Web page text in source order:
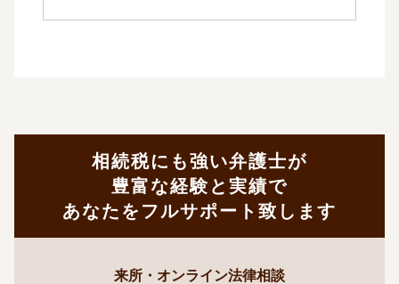
相続税にも強い弁護士が
豊富な経験と実績で
あなたをフルサポート致します
来所・オンライン法律相談